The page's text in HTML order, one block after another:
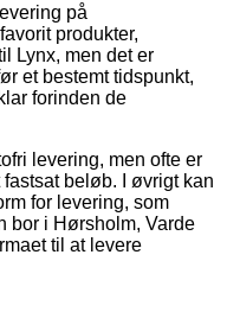
på
produkter,
Lynx, men det er
et bestemt tidspunkt,
forinden de
levering, men ofte er
beløb. I øvrigt kan
for levering, som
bor i Hørsholm, Varde
til at levere